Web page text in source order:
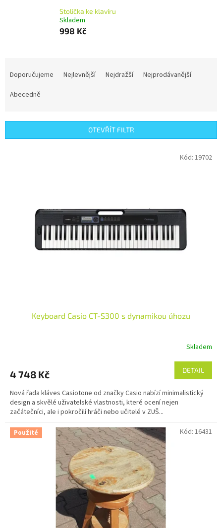
Stolička ke klavíru
Skladem
998 Kč
r
Doporučujeme Nejlevnější Nejdražší
Nejprodávanější
Abecedně
OTEVŘÍT FILTR
Keyboard Casio CT-S300 s dynamikou úhozu
Skladem
4 748 Kč DETAIL
Nová řada kláves Casiotone od značky Casio nabízí minimalistický
design a skvělé uživatelské vlastnosti, které ocení nejen
začátečníci, ale i pokročilí hráči nebo učitelé v ZUŠ...
Kód: 19702
Použité Kód: 16431